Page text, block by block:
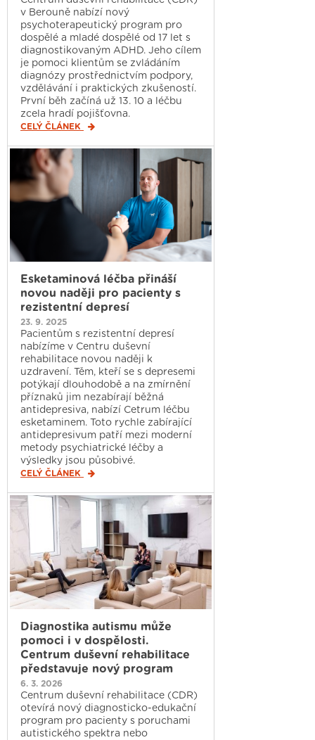
v Berouně nabízí nový
psychoterapeutický program pro
dospělé a mladé dospělé od 17 let s
diagnostikovaným ADHD. Jeho cílem
je pomoci klientům se zvládáním
diagnózy prostřednictvím podpory,
vzdělávání i praktických zkušeností.
První běh začíná už 13. 10 a léčbu
zcela hradí pojišťovna.
CELÝ ČLÁNEK
Esketaminová léčba přináší
novou naději pro pacienty s
rezistentní depresí
23. 9. 2025
Pacientům s rezistentní depresí
nabízíme v Centru duševní
rehabilitace novou naději k
uzdravení. Těm, kteří se s depresemi
potýkají dlouhodobě a na zmírnění
příznaků jim nezabírají běžná
antidepresiva, nabízí Cetrum léčbu
esketaminem. Toto rychle zabírající
antidepresivum patří mezi moderní
metody psychiatrické léčby a
výsledky jsou působivé.
CELÝ ČLÁNEK
Diagnostika autismu může
pomoci i v dospělosti.
Centrum duševní rehabilitace
představuje nový program
6. 3. 2026
Centrum duševní rehabilitace (CDR)
otevírá nový diagnosticko-edukační
program pro pacienty s poruchami
autistického spektra nebo